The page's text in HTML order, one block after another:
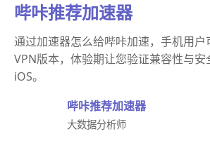
哔咔推荐加速器
通过加速器怎么给哔咔加速，手机用
VPN版本，体验期让您验证兼容性与
iOS。
哔咔推荐加速器
大数据分析师